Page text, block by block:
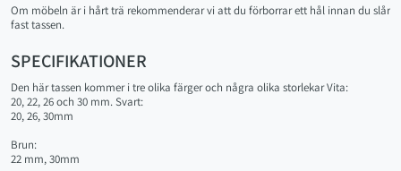
Om möbeln är i hårt trä rekommenderar vi att du förborrar ett hål innan du slår
fast tassen.
SPECIFIKATIONER
Den här tassen kommer i tre olika färger och några olika storlekar Vita:
20, 22, 26 och 30 mm. Svart:
20, 26, 30mm
Brun:
22 mm, 30mm